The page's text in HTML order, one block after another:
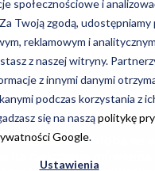
społecznościowe i
Twoją zgodą,
reklamowym i
z naszej witryny.
z innymi danymi
podczas korzystania z
się na nasząpolitykę
Google.
Ustawienia
tej szkole od 4 lat i
Zajęcia z
nowoczesna szkoła